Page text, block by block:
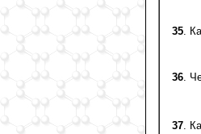
35 .
36 .
37 .